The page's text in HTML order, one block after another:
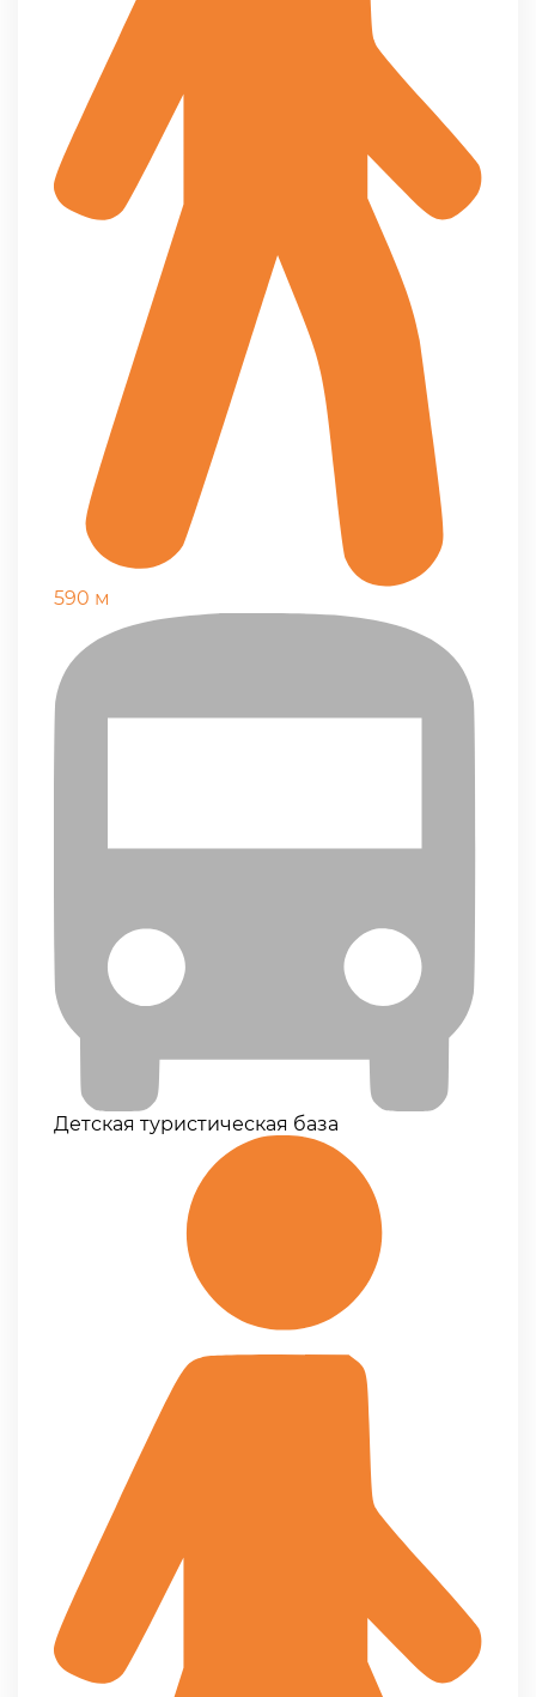
590 м
Детская туристическая база